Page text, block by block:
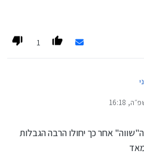
1
יעקב רייניץ.
מתרבים השמועות שאמור להיפתח
אדגיש שוב, אין לי מידע מוסמך לזה.
16:18
על ידי
אחר כך יחולו הרבה הגבלות